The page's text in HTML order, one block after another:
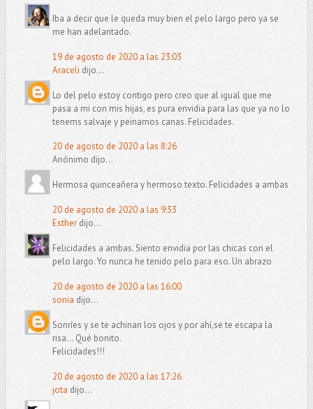
Iba a decir que le queda muy bien el pelo largo pero ya se
me han adelantado.
19 de agosto de 2020 a las 23:03
Araceli dijo...
Lo del pelo estoy contigo pero creo que al igual que me
pasa a mi con mis hijas, es pura envidia para las que ya no lo
tenems salvaje y peinamos canas. Felicidades.
20 de agosto de 2020 a las 8:26
Anónimo dijo...
Hermosa quinceañera y hermoso texto. Felicidades a ambas
20 de agosto de 2020 a las 9:33
Estherdijo...
Felicidades a ambas. Siento envidia por las chicas con el
pelo largo. Yo nunca he tenido pelo para eso. Un abrazo
20 de agosto de 2020 a las 16:00
sonia dijo...
Sonríes y se te achinan los ojos y por ahí,se te escapa la
risa... Qué bonito.
Felicidades!!!
20 de agosto de 2020 a las 17:26
jota dijo...